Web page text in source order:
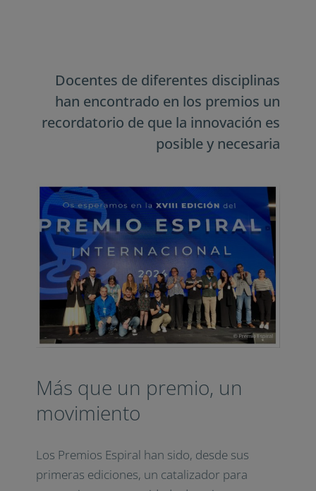
Docentes de diferentes disciplinas
han encontrado en los premios un
recordatorio de que la innovación es
posible y necesaria
Más que un premio, un
movimiento
Los Premios Espiral han sido, desde sus
primeras ediciones, un catalizador para